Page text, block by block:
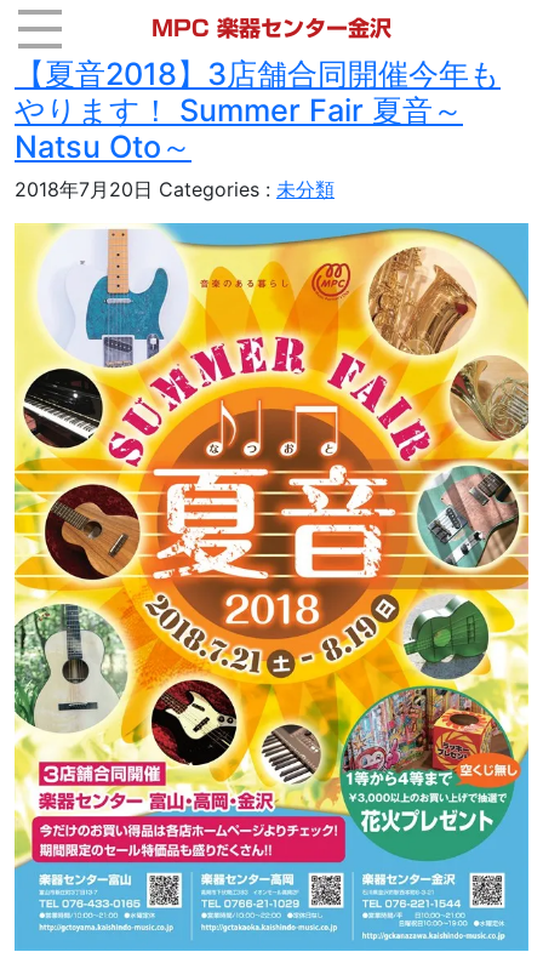
MPC 楽器センター金沢
【夏音2018】3店舗合同開催今年も
やります！ Summer Fair 夏音～
Natsu Oto～
2018年7月20日 Categories : 未分類